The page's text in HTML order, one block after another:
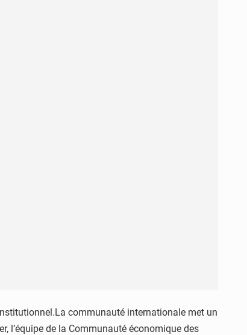
communauté internationale met un
l’équipe de la Communauté économique des